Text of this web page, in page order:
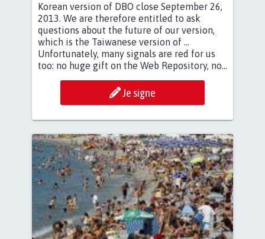
Korean version of DBO close September 26,
2013. We are therefore entitled to ask
questions about the future of our version,
which is the Taiwanese version of ...
Unfortunately, many signals are red for us
too: no huge gift on the Web Repository, no...
Je signe